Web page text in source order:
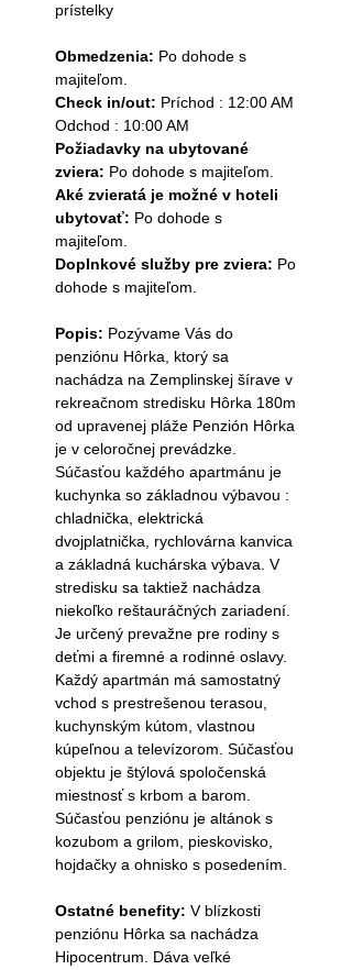
prístelky
Obmedzenia: Po dohode s
majiteľom.
Check in/out: Príchod : 12:00 AM
Odchod : 10:00 AM
Požiadavky na ubytované
zviera: Po dohode s majiteľom.
Aké zvieratá je možné v hoteli
ubytovať: Po dohode s
majiteľom.
Doplnkové služby pre zviera: Po
dohode s majiteľom.
Popis: Pozývame Vás do
penziónu Hôrka, ktorý sa
nachádza na Zemplinskej šírave v
rekreačnom stredisku Hôrka 180m
od upravenej pláže Penzión Hôrka
je v celoročnej prevádzke.
Súčasťou každého apartmánu je
kuchynka so základnou výbavou :
chladnička, elektrická
dvojplatnička, rychlovárna kanvica
a základná kuchárska výbava. V
stredisku sa taktiež nachádza
niekoľko reštauráčných zariadení.
Je určený prevažne pre rodiny s
deťmi a firemné a rodinné oslavy.
Každý apartmán má samostatný
vchod s prestrešenou terasou,
kuchynským kútom, vlastnou
kúpeľnou a televízorom. Súčasťou
objektu je štýlová spoločenská
miestnosť s krbom a barom.
Súčasťou penziónu je altánok s
kozubom a grilom, pieskovisko,
hojdačky a ohnisko s posedením.
Ostatné benefity: V blízkosti
penziónu Hôrka sa nachádza
Hipocentrum. Dáva veľké